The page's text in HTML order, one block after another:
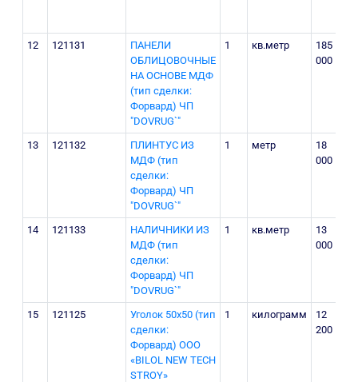
12
121131
ПАНЕЛИ
ОБЛИЦОВОЧНЫЕ
НА ОСНОВЕ МДФ
(тип сделки:
Форвард) ЧП
"DOVRUG`"
1 кв.метр
185
000
13 121132
ПЛИНТУС ИЗ
МДФ (тип
сделки:
Форвард) ЧП
"DOVRUG`"
1 метр
18
000
14
121133
НАЛИЧНИКИ ИЗ
МДФ (тип
сделки:
Форвард) ЧП
"DOVRUG`"
1 кв.метр
13
000
15
121125
Уголок 50х50 (тип
сделки:
Форвард) ООО
«BILOL NEW TECH
STROY»
1 килограмм
12
200